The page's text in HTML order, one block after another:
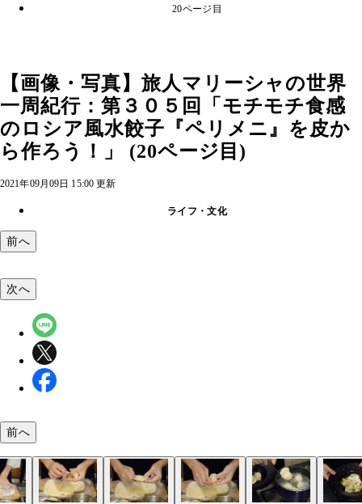
20ページ目
【画像・写真】旅人マリーシャの世界
一周紀行：第３０５回「モチモチ食感
のロシア風水餃子『ペリメニ』を皮か
ら作ろう！」 (20ページ目)
2021年09月09日 15:00 更新
ライフ・文化
前へ
次へ
前へ